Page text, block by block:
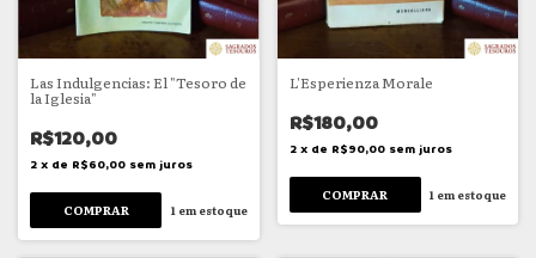
Las Indulgencias: El "Tesoro de
la Iglesia"
R$120,00
2 x de R$60,00 sem juros
1 em estoque
L'Esperienza Morale
R$180,00
2 x de R$90,00 sem juros
1 em estoque